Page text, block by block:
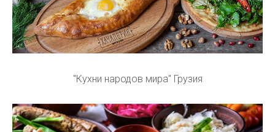
"Кухни народов мира" Грузия